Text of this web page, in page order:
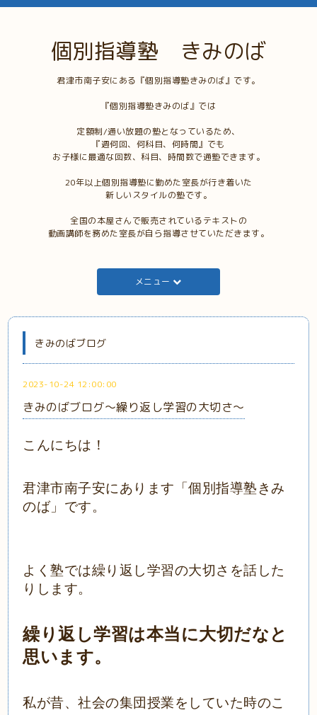
個別指導塾 きみのば
君津市南子安にある『個別指導塾きみのば』です。
『個別指導塾きみのば』では
定額制/通い放題の塾となっているため、
『週何回、何科目、何時間』でも
お子様に最適な回数、科目、時間数で通塾できます。
20年以上個別指導塾に勤めた室長が行き着いた
新しいスタイルの塾です。
全国の本屋さんで販売されているテキストの
動画講師を務めた室長が自ら指導させていただきます。
メニュー
きみのばブログ
2023-10-24 12:00:00
きみのばブログ～繰り返し学習の大切さ～
こんにちは！
君津市南子安にあります「個別指導塾きみ
のば」です。
よく塾では繰り返し学習の大切さを話した
りします。
繰り返し学習は本当に大切だなと
思います。
私が昔、社会の集団授業をしていた時のこ